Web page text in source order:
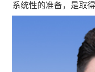
系统性的准备，是取